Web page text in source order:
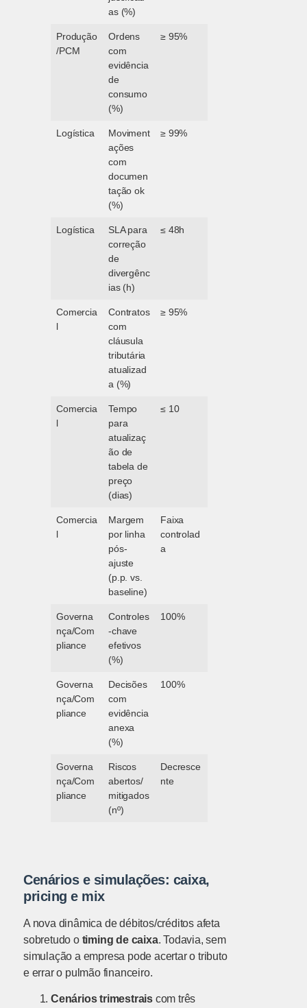
as (%)
Produção
/PCM
Ordens
com
evidência
de
consumo
(%)
≥ 95%
Logística
Moviment
ações
com
documen
tação ok
(%)
≥ 99%
Logística
SLA para
correção
de
divergênc
ias (h)
≤ 48h
Comercia
l
Contratos
com
cláusula
tributária
atualizad
a (%)
≥ 95%
Comercia
l
Tempo
para
atualizaç
ão de
tabela de
preço
(dias)
≤ 10
Comercia
l
Margem
por linha
pós-
ajuste
(p.p. vs.
baseline)
Faixa
controlad
a
Governa
nça/Com
pliance
Controles
-chave
efetivos
(%)
100%
Governa
nça/Com
pliance
Decisões
com
evidência
anexa
(%)
100%
Governa
nça/Com
pliance
Riscos
abertos/
mitigados
(nº)
Decresce
nte
Cenários e simulações: caixa,
pricing e mix
A nova dinâmica de débitos/créditos afeta
sobretudo o timing de caixa. Todavia, sem
simulação a empresa pode acertar o tributo
e errar o pulmão financeiro.
Cenários trimestrais com três